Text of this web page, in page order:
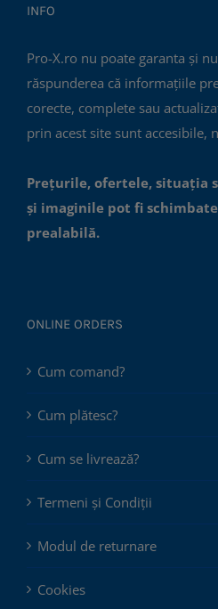
INFO
Pro-X.ro nu poate garanta și
răspunderea că informațiile
corecte, complete sau
prin acest site sunt accesibile,
Prețurile, ofertele, situația
și imaginile pot fi
prealabilă.
ONLINE ORDERS
Cum comand?
Cum plătesc?
Cum se livrează?
Termeni și Condiții
Modul de returnare
Cookies